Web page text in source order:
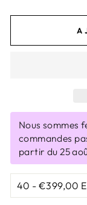
Nous sommes
commandes
partir du 25